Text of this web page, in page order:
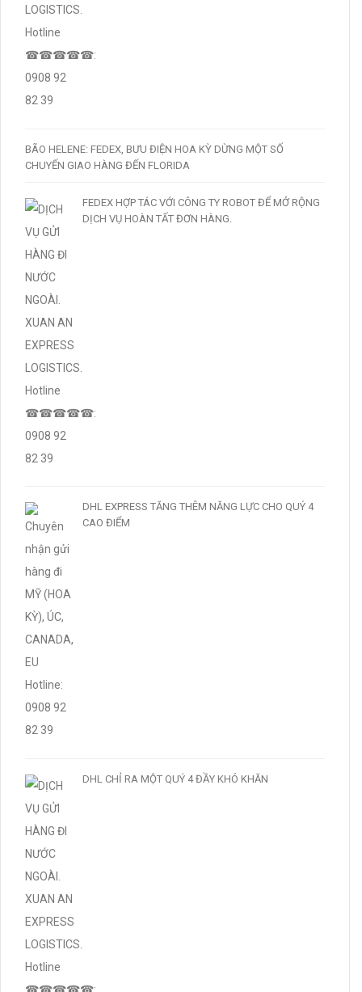
BÃO HELENE: FEDEX, BƯU ĐIỆN HOA KỲ DỪNG MỘT SỐ
CHUYẾN GIAO HÀNG ĐẾN FLORIDA
FEDEX HỢP TÁC VỚI CÔNG TY ROBOT ĐỂ MỞ RỘNG
DỊCH VỤ HOÀN TẤT ĐƠN HÀNG.
DHL EXPRESS TĂNG THÊM NĂNG LỰC CHO QUÝ 4
CAO ĐIỂM
DHL CHỈ RA MỘT QUÝ 4 ĐẦY KHÓ KHĂN